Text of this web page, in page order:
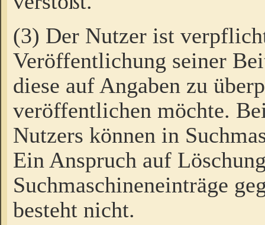
(3) Der Nutzer ist
Veröffentlichung seiner
diese auf Angaben zu
veröffentlichen möchte.
Nutzers können in
Ein Anspruch auf
Suchmaschineneinträge
besteht nicht.